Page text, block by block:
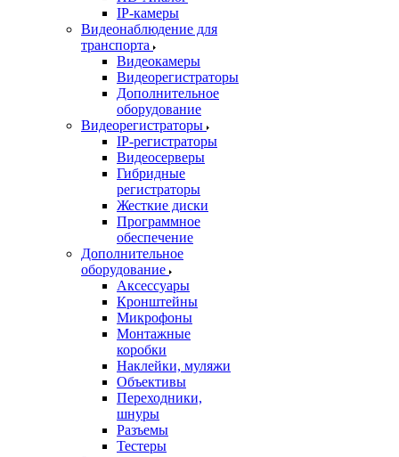
IP-камеры
Видеонаблюдение для
транспорта
Видеокамеры
Видеорегистраторы
Дополнительное
оборудование
Видеорегистраторы
IP-регистраторы
Видеосерверы
Гибридные
регистраторы
Жесткие диски
Программное
обеспечение
Дополнительное
оборудование
Аксессуары
Кронштейны
Микрофоны
Монтажные
коробки
Наклейки, муляжи
Объективы
Переходники,
шнуры
Разъемы
Тестеры